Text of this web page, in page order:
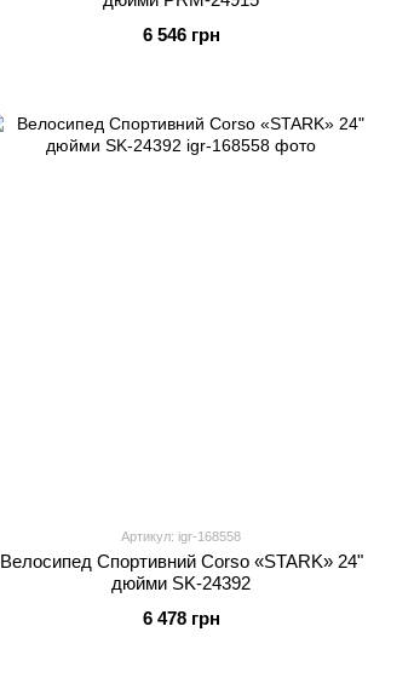
6 546 грн
Артикул: igr-168558
Велосипед Спортивний Corso «STARK» 24"
дюйми SK-24392
6 478 грн